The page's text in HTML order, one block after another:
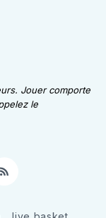
Jouer comporte
le
RSS